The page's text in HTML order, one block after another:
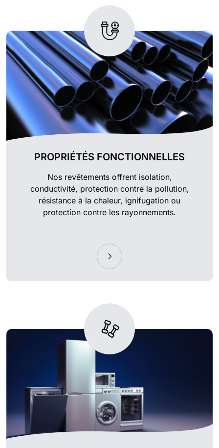
PROPRIÉTÉS FONCTIONNELLES
Nos revêtements offrent isolation,
conductivité, protection contre la pollution,
résistance à la chaleur, ignifugation ou
protection contre les rayonnements.